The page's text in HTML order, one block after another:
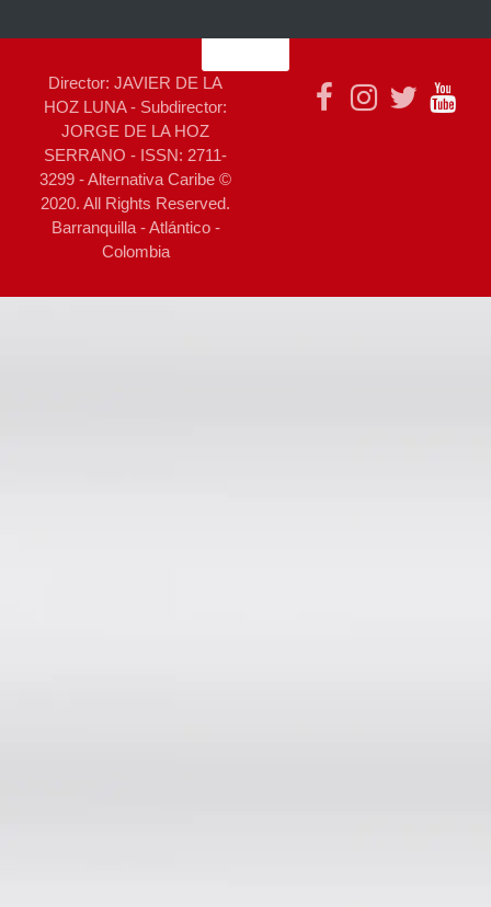
Director: JAVIER DE LA
HOZ LUNA - Subdirector:
JORGE DE LA HOZ
SERRANO - ISSN: 2711-
3299 - Alternativa Caribe ©
2020. All Rights Reserved.
Barranquilla - Atlántico -
Colombia